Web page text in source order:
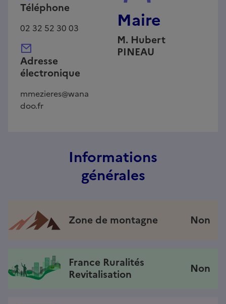
Téléphone
02 32 52 30 03
Adresse
électronique
mmezieres@wana
doo.fr
Maire
M. Hubert
PINEAU
Informations
générales
Zone de montagne Non
France Ruralités
Revitalisation
Non